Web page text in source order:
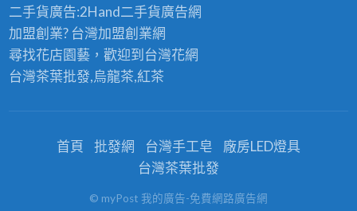
二手貨廣告:2Hand二手貨廣告網
加盟創業? 台灣加盟創業網
尋找花店園藝，歡迎到 台灣花網
台灣茶葉批發,烏龍茶,紅茶
首頁 批發網 台灣手工皂
廠房LED燈具
台灣茶葉批發
© myPost 我的廣告-免費網路廣告網